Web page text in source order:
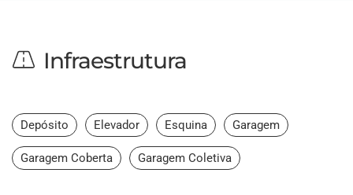
Infraestrutura
Depósito Elevador Esquina Garagem
Garagem Coberta Garagem Coletiva